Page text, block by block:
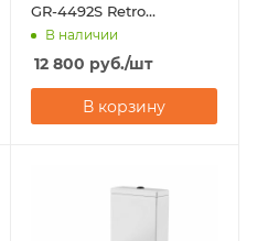
GR-4492S Retro
(670х350х825)
В наличии
12 800 руб./шт
В корзину